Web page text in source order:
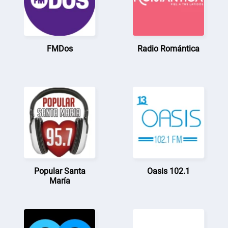
FMDos Radio Romántica
Popular Santa
María
Oasis 102.1